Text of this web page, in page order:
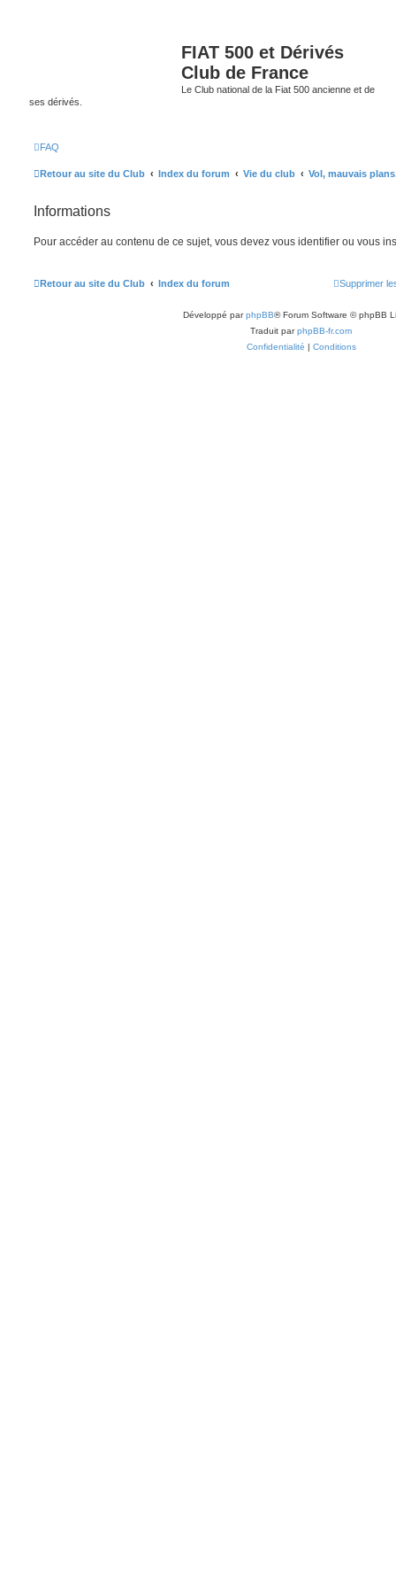
FIAT 500 et Dérivés
Club de France
Le Club national de la Fiat 500 ancienne et de
ses dérivés.
FAQ
Retour au site du Club Index du forum Vie du club Vol, mauvais
Informations
Pour accéder au contenu de ce sujet, vous devez vous identifier ou vous
Retour au site du Club Index du forum Supprimer
Développé parphpBB® Forum Software © phpBB
Traduit parphpBB-fr.com
Confidentialité | Conditions